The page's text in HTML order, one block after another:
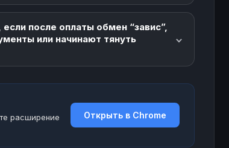
после оплаты обмен “завис”,
или начинают тянуть
расширение
Открыть в Chrome